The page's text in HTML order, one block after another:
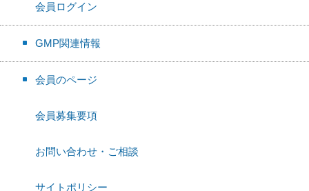
会員ログイン
GMP関連情報
会員のページ
会員募集要項
お問い合わせ・ご相談
サイトポリシー